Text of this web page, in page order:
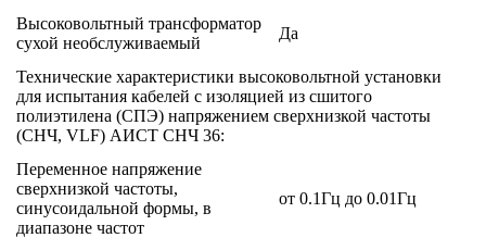
Высоковольтный трансформатор
сухой необслуживаемый
Да
Технические характеристики высоковольтной установки
для испытания кабелей с изоляцией из сшитого
полиэтилена (СПЭ) напряжением сверхнизкой частоты
(СНЧ, VLF) АИСТ СНЧ 36:
Переменное напряжение
сверхнизкой частоты,
синусоидальной формы, в
диапазоне частот
от 0.1Гц до 0.01Гц